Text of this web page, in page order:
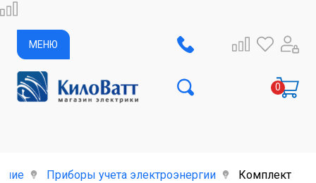
МЕНЮ
Приборы учета электроэнергии Комплект